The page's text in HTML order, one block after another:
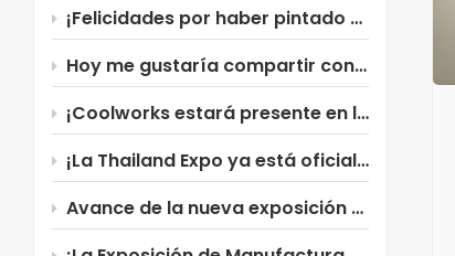
¡Felicidades por haber pintado Coolworks!
Hoy me gustaría compartir con ustedes el filtro para compresor de aire Xinxiang Coolworks ~
¡Coolworks estará presente en la Exposición Industrial de Rusia!
¡La Thailand Expo ya está oficialmente abierta! ¡Coolworks te está esperando!
Avance de la nueva exposición de Coolworks: ¡Rusia!